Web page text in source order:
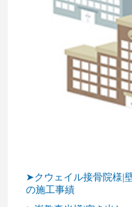
➤クウェイル接骨院様|
の施工事績